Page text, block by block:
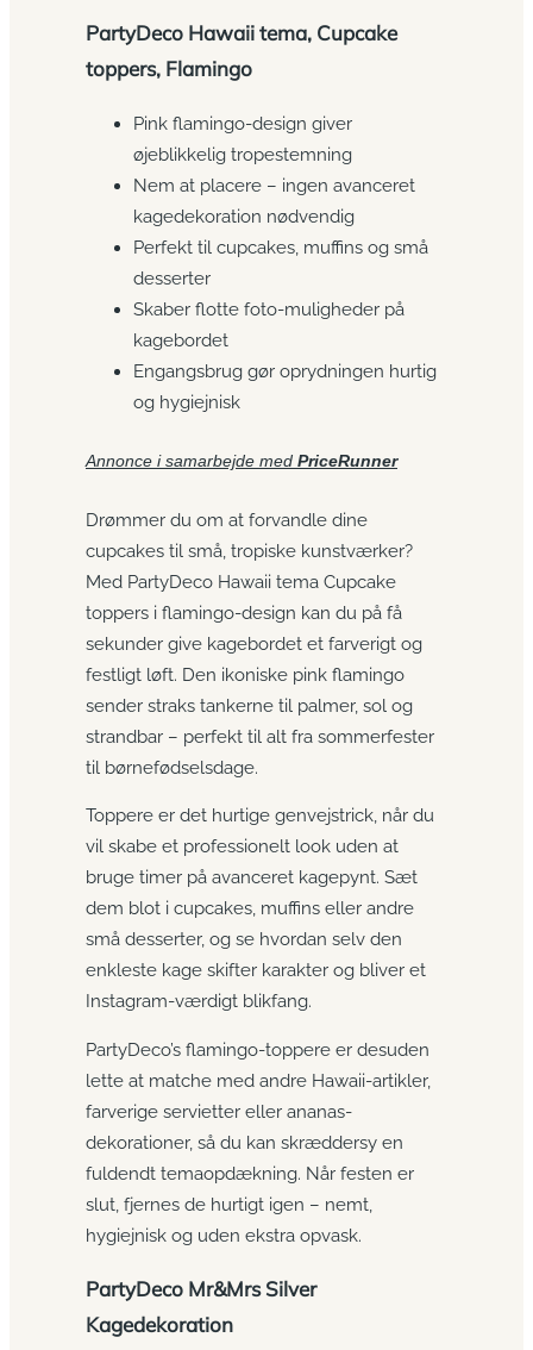
PartyDeco Hawaii tema, Cupcake
toppers, Flamingo
Pink flamingo-design giver
øjeblikkelig tropestemning
Nem at placere – ingen avanceret
kagedekoration nødvendig
Perfekt til cupcakes, muffins og små
desserter
Skaber flotte foto-muligheder på
kagebordet
Engangsbrug gør oprydningen hurtig
og hygiejnisk
Annonce i samarbejde med PriceRunner
Drømmer du om at forvandle dine
cupcakes til små, tropiske kunstværker?
Med PartyDeco Hawaii tema Cupcake
toppers i flamingo-design kan du på få
sekunder give kagebordet et farverigt og
festligt løft. Den ikoniske pink flamingo
sender straks tankerne til palmer, sol og
strandbar – perfekt til alt fra sommerfester
til børnefødselsdage.
Toppere er det hurtige genvejstrick, når du
vil skabe et professionelt look uden at
bruge timer på avanceret kagepynt. Sæt
dem blot i cupcakes, muffins eller andre
små desserter, og se hvordan selv den
enkleste kage skifter karakter og bliver et
Instagram-værdigt blikfang.
PartyDeco’s flamingo-toppere er desuden
lette at matche med andre Hawaii-artikler,
farverige servietter eller ananas-
dekorationer, så du kan skræddersy en
fuldendt temaopdækning. Når festen er
slut, fjernes de hurtigt igen – nemt,
hygiejnisk og uden ekstra opvask.
PartyDeco Mr&Mrs Silver
Kagedekoration